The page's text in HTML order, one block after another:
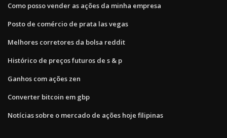
Como posso vender as ações da minha empresa
Posto de comércio de prata las vegas
Melhores corretores da bolsa reddit
Histórico de preços futuros de s & p
Ganhos com ações zen
Converter bitcoin em gbp
Notícias sobre o mercado de ações hoje filipinas